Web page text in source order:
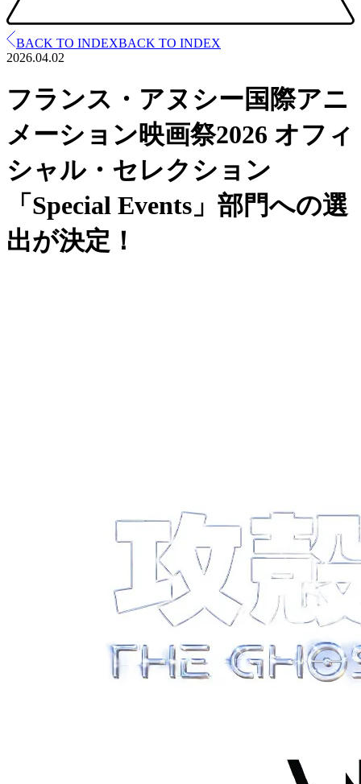
BACK TO INDEXBACK TO INDEX
2026.04.02
フランス・アヌシー国際アニ
メーション映画祭2026 オフィ
シャル・セレクション
「Special Events」部門への選
出が決定！